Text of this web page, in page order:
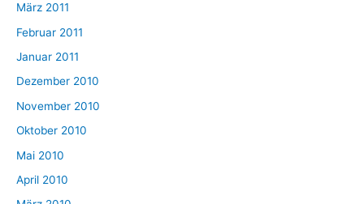
März 2011
Februar 2011
Januar 2011
Dezember 2010
November 2010
Oktober 2010
Mai 2010
April 2010